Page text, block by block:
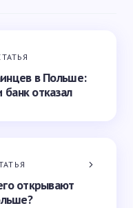
в Польше:
банк отказал
открывают